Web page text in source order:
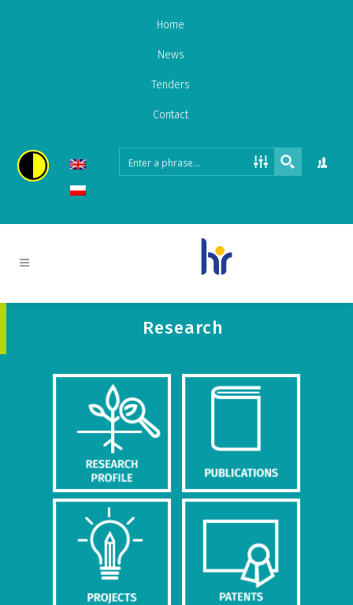
Home
News
Tenders
Contact
Research